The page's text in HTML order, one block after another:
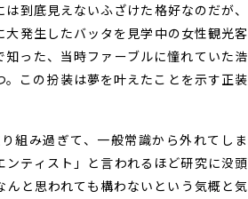
到底見えないふざけた格好なのだが、
発生したバッタを見学中の女性観光客
った、当時ファーブルに憧れていた浩
この扮装は夢を叶えたことを示す正装
組み過ぎて、一般常識から外れてしま
ティスト」と言われるほど研究に没頭
と思われても構わないという気概と気